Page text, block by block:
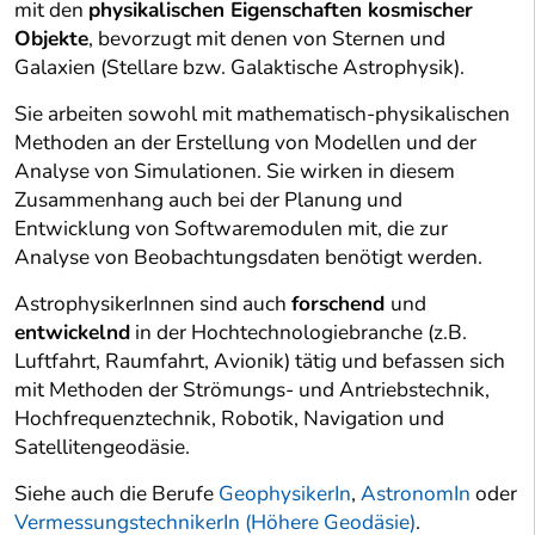
mit den physikalischen Eigenschaften kosmischer
Objekte, bevorzugt mit denen von Sternen und
Galaxien (Stellare bzw. Galaktische Astrophysik).
Sie arbeiten sowohl mit mathematisch-physikalischen
Methoden an der Erstellung von Modellen und der
Analyse von Simulationen. Sie wirken in diesem
Zusammenhang auch bei der Planung und
Entwicklung von Softwaremodulen mit, die zur
Analyse von Beobachtungsdaten benötigt werden.
AstrophysikerInnen sind auch forschend und
entwickelnd in der Hochtechnologiebranche (z.B.
Luftfahrt, Raumfahrt, Avionik) tätig und befassen sich
mit Methoden der Strömungs- und Antriebstechnik,
Hochfrequenztechnik, Robotik, Navigation und
Satellitengeodäsie.
Siehe auch die Berufe GeophysikerIn, AstronomIn oder
VermessungstechnikerIn (Höhere Geodäsie).